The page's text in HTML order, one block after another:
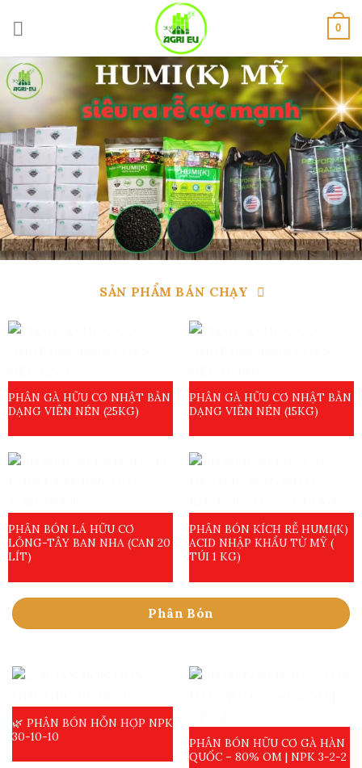
0
SẢN PHẨM BÁN CHẠY
PHÂN GÀ HỮU CƠ NHẬT BẢN
DẠNG VIÊN NÉN (25KG)
PHÂN GÀ HỮU CƠ NHẬT BẢN
DẠNG VIÊN NÉN (15KG)
PHÂN BÓN LÁ HỮU CƠ
LỎNG-TÂY BAN NHA (CAN 20
LÍT)
PHÂN BÓN KÍCH RỄ HUMI(K)
ACID NHẬP KHẨU TỪ MỸ (
TÚI 1 KG)
Phân Bón
🌿 PHÂN BÓN HỖN HỢP NPK
30-10-10
PHÂN BÓN HỮU CƠ GÀ HÀN
QUỐC – 80% OM | NPK 3-2-2